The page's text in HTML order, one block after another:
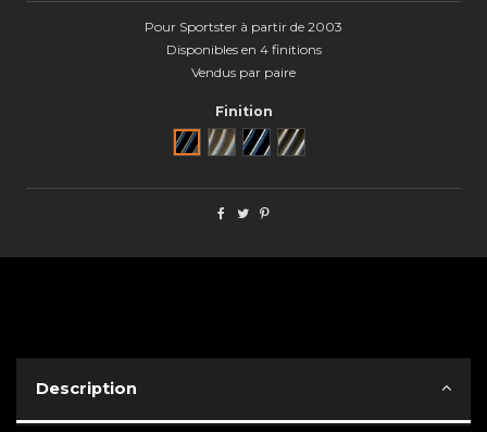
Pour Sportster à partir de 2003
Disponibles en 4 finitions
Vendus par paire
Finition
Noir Brut Black CutSemi poli
Description